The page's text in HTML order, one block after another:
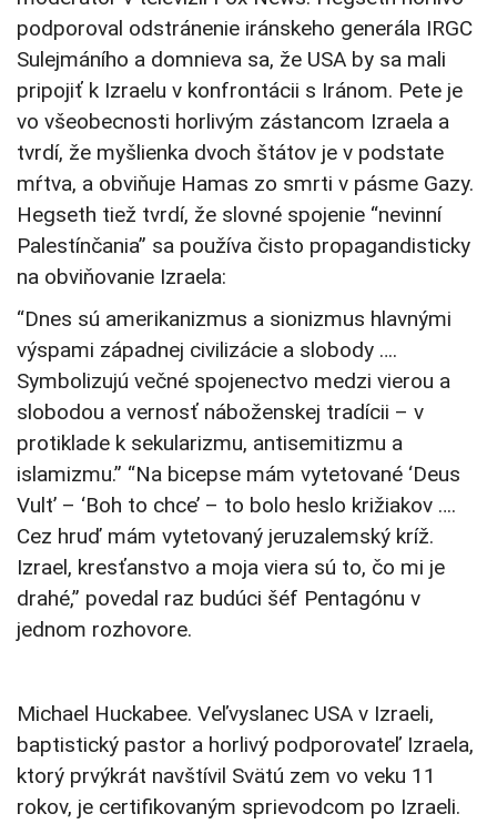
podporoval odstránenie iránskeho generála IRGC
Sulejmáního a domnieva sa, že USA by sa mali
pripojiť k Izraelu v konfrontácii s Iránom. Pete je
vo všeobecnosti horlivým zástancom Izraela a
tvrdí, že myšlienka dvoch štátov je v podstate
mŕtva, a obviňuje Hamas zo smrti v pásme Gazy.
Hegseth tiež tvrdí, že slovné spojenie “nevinní
Palestínčania” sa používa čisto propagandisticky
na obviňovanie Izraela:
“Dnes sú amerikanizmus a sionizmus hlavnými
výspami západnej civilizácie a slobody ….
Symbolizujú večné spojenectvo medzi vierou a
slobodou a vernosť náboženskej tradícii – v
protiklade k sekularizmu, antisemitizmu a
islamizmu.” “Na bicepse mám vytetované ‘Deus
Vult’ – ‘Boh to chce’ – to bolo heslo križiakov ….
Cez hruď mám vytetovaný jeruzalemský kríž.
Izrael, kresťanstvo a moja viera sú to, čo mi je
drahé,” povedal raz budúci šéf Pentagónu v
jednom rozhovore.
Michael Huckabee. Veľvyslanec USA v Izraeli,
baptistický pastor a horlivý podporovateľ Izraela,
ktorý prvýkrát navštívil Svätú zem vo veku 11
rokov, je certifikovaným sprievodcom po Izraeli.